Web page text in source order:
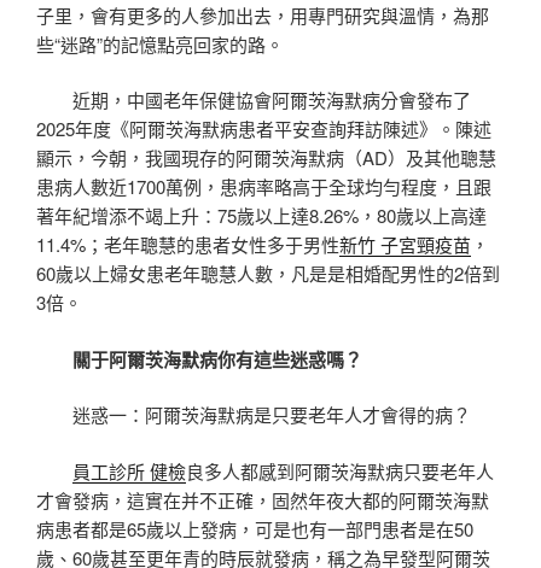
子里，會有更多的人參加出去，用專門研究與溫情，為那
些“迷路”的記憶點亮回家的路。
近期，中國老年保健協會阿爾茨海默病分會發布了
2025年度《阿爾茨海默病患者平安查詢拜訪陳述》。陳述
顯示，今朝，我國現存的阿爾茨海默病（AD）及其他聰慧
患病人數近1700萬例，患病率略高于全球均勻程度，且跟
著年紀增添不竭上升：75歲以上達8.26%，80歲以上高達
11.4%；老年聰慧的患者女性多于男性新竹 子宮頸疫苗 ，
60歲以上婦女患老年聰慧人數，凡是是相婚配男性的2倍到
3倍。
關于阿爾茨海默病你有這些迷惑嗎？
迷惑一：阿爾茨海默病是只要老年人才會得的病？
員工診所 健檢良多人都感到阿爾茨海默病只要老年人
才會發病，這實在并不正確，固然年夜大都的阿爾茨海默
病患者都是65歲以上發病，可是也有一部門患者是在50
歲、60歲甚至更年青的時辰就發病，稱之為早發型阿爾茨